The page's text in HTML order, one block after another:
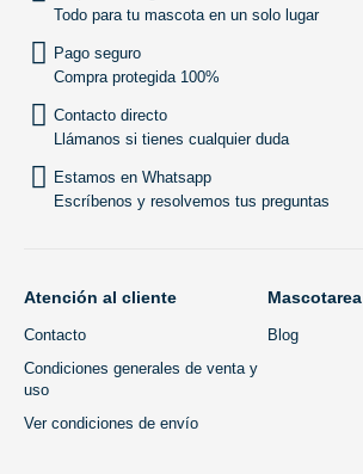
Todo para tu mascota en un solo lugar
Pago seguro
Compra protegida 100%
Contacto directo
Llámanos si tienes cualquier duda
Estamos en Whatsapp
Escríbenos y resolvemos tus preguntas
Atención al cliente
Contacto
Condiciones generales de venta y
uso
Ver condiciones de envío
Mascotarea
Blog